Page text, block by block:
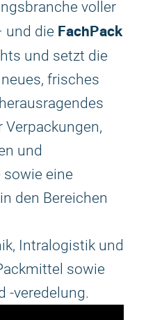
voller
und die FachPack
und setzt die
frisches
und
eine
den Bereichen
Intralogistik und
sowie
-veredelung.